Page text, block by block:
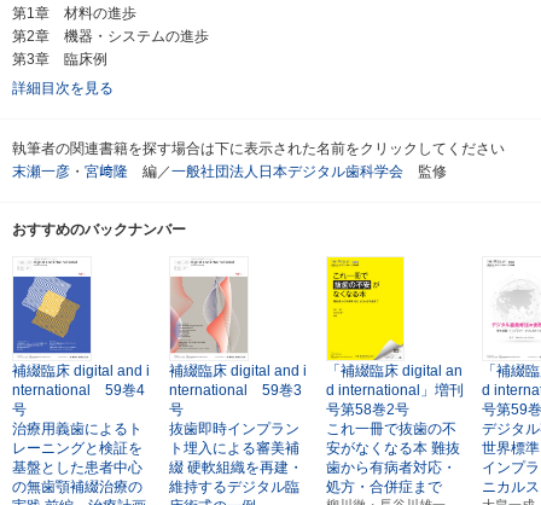
第1章 材料の進歩
第2章 機器・システムの進歩
第3章 臨床例
詳細目次を見る
執筆者の関連書籍を探す場合は下に表示された名前をクリックしてください
末瀬一彦 ・ 宮﨑隆 編／一般社団法人日本デジタル歯科学会 監修
おすすめのバックナンバー
補綴臨床 digital and i
nternational 59巻4
号
治療用義歯によるト
レーニングと検証を
基盤とした患者中心
の無歯顎補綴治療の
補綴臨床 digital and i
nternational 59巻3
号
抜歯即時インプラン
ト埋入による審美補
綴 硬軟組織を再建・
維持するデジタル臨
「補綴臨床 digital an
d international」増刊
号第58巻2号
これ一冊で抜歯の不
安がなくなる本 難抜
歯から有病者対応・
処方・合併症まで
「補綴
d
号第59
デジタ
世界標準
インプ
ニカル